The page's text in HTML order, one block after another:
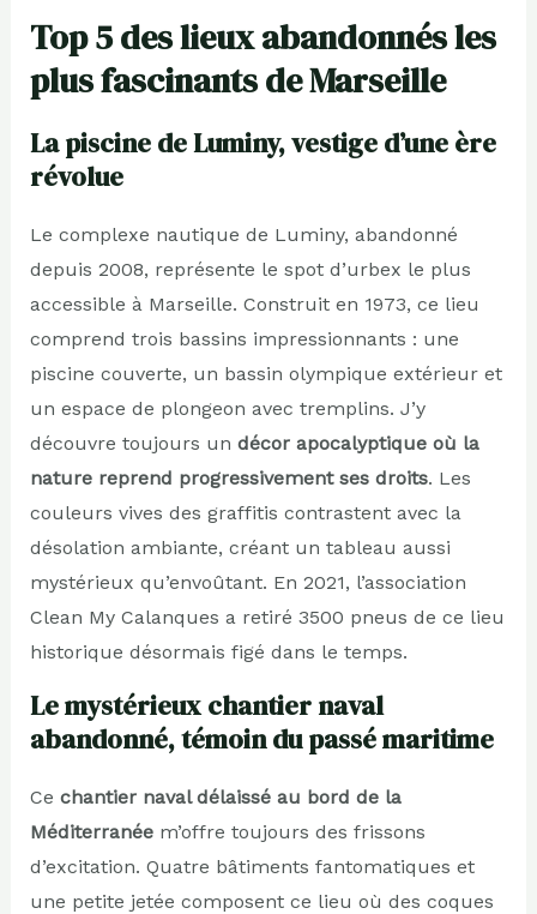
Top 5 des lieux abandonnés les
plus fascinants de Marseille
La piscine de Luminy, vestige d’une ère
révolue
Le complexe nautique de Luminy, abandonné
depuis 2008, représente le spot d’urbex le plus
accessible à Marseille. Construit en 1973, ce lieu
comprend trois bassins impressionnants : une
piscine couverte, un bassin olympique extérieur et
un espace de plongeon avec tremplins. J’y
découvre toujours un décor apocalyptique où la
nature reprend progressivement ses droits. Les
couleurs vives des graffitis contrastent avec la
désolation ambiante, créant un tableau aussi
mystérieux qu’envoûtant. En 2021, l’association
Clean My Calanques a retiré 3500 pneus de ce lieu
historique désormais figé dans le temps.
Le mystérieux chantier naval
abandonné, témoin du passé maritime
Ce chantier naval délaissé au bord de la
Méditerranéem’offre toujours des frissons
d’excitation. Quatre bâtiments fantomatiques et
une petite jetée composent ce lieu où des coques